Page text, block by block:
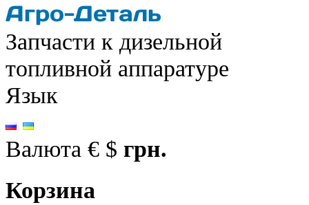
Запчасти к дизельной
топливной аппаратуре
Язык
Валюта € $ грн.
Корзина